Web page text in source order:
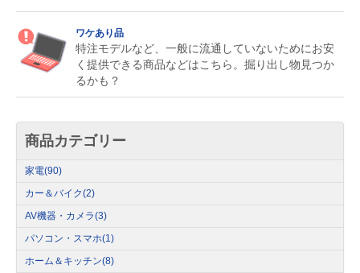
ワケあり品
特注モデルなど、一般に流通していないためにお安
く提供できる商品などはこちら。掘り出し物見つか
るかも？
商品カテゴリー
家電(90)
カー＆バイク(2)
AV機器・カメラ(3)
パソコン・スマホ(1)
ホーム＆キッチン(8)